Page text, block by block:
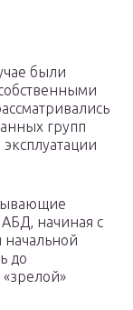
были
групп
начиная с
начальной
до